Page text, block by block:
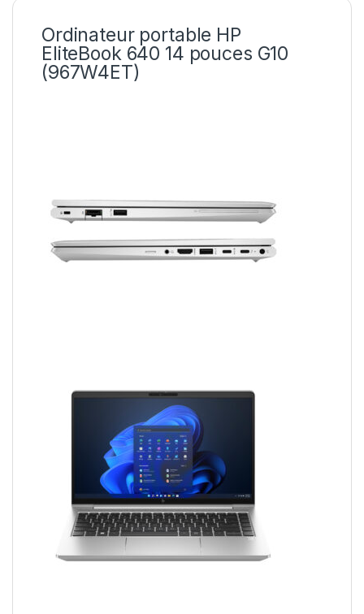
Ordinateur portable HP
EliteBook 640 14 pouces G10
(967W4ET)